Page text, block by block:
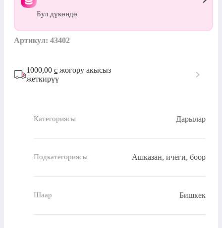
Бул дүкөндө
Артикул: 43402
1000,00 с жогору акысыз
жеткирүү
Категориясы Дарылар
Подкатегориясы Ашказан, ичеги, боор
Шаар Бишкек